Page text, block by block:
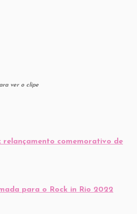
para o Rock in Rio 2022
na 45a Mostra de Cinema de